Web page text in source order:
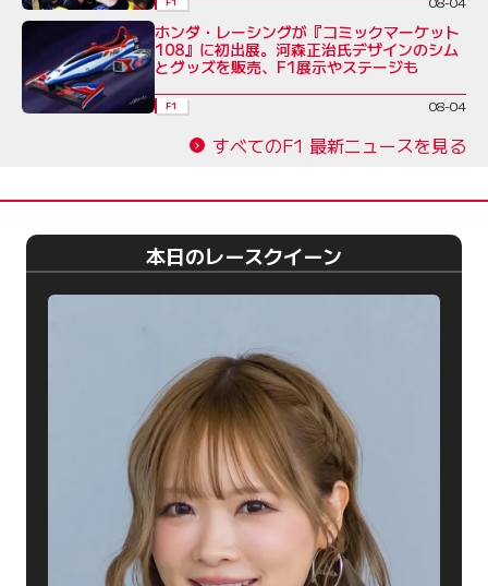
ホンダ・レーシングが『コミックマーケット
108』に初出展。河森正治氏デザインのシム
とグッズを販売、F1展示やステージも
F1 08-04
すべてのF1 最新ニュースを見る
本日のレースクイーン